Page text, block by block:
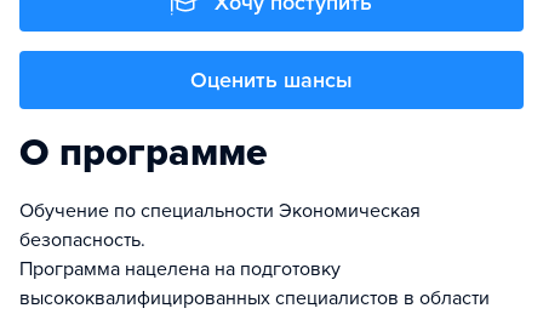
Оценить шансы
О программе
Обучение по специальности Экономическая
безопасность.
Программа нацелена на подготовку
высококвалифицированных специалистов в области